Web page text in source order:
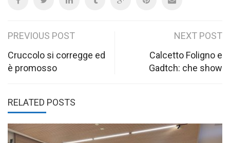
Post
navigation
PREVIOUS POST
Cruccolo si corregge ed
è promosso
NEXT POST
Calcetto Foligno e
Gadtch: che show
RELATED POSTS